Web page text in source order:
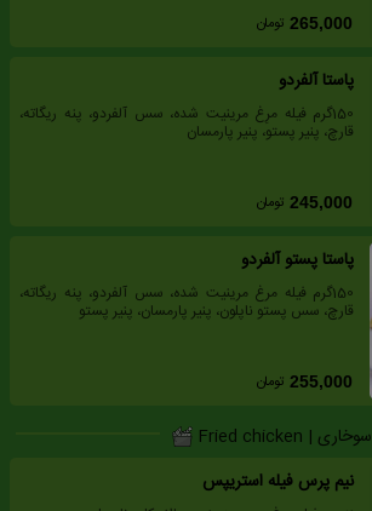
265,000 تومان
پاستا آلفردو
150گرم فیله مرِغ مرینیت شده، سس آلفردو، پنه ریگاته،
قارچ، پنیر پستو، پنیر پارمسان
245,000 تومان
پاستا پستو آلفردو
150گرم فیله مرغ مرینیت شده، سس آلفردو، پنه ریگاته،
قارچ، سس پستو ناپلون، پنیر پارمسان، پنیر پستو
255,000 تومان
سوخاری | Fried chicken
نیم پرس فیله استریپس